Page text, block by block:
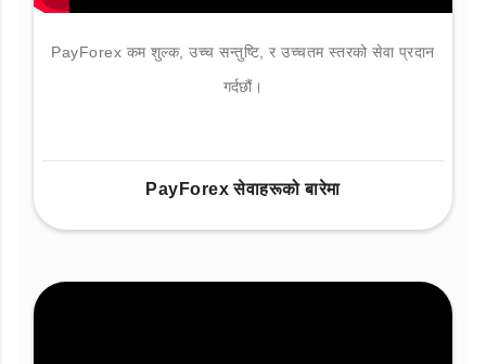
PayForex कम शुल्क, उच्च सन्तुष्टि, र उच्चतम स्तरको सेवा प्रदान
गर्दछौं।
PayForex सेवाहरूको बारेमा